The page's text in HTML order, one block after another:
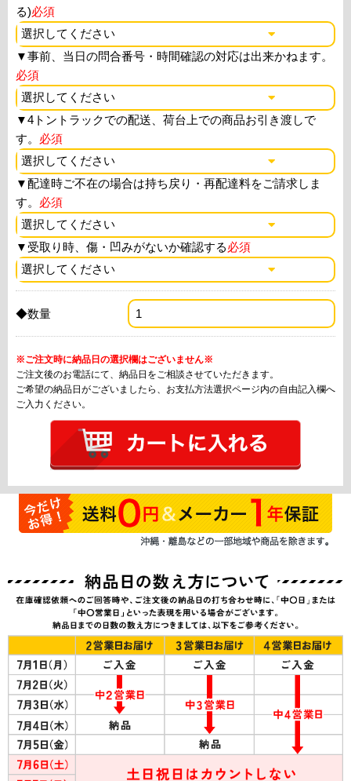
る)必須
▼事前、当日の問合番号・時間確認の対応は出来かねます。
必須
▼4トントラックでの配送、荷台上での商品お引き渡しで
す。 必須
▼配達時ご不在の場合は持ち戻り・再配達料をご請求しま
す。 必須
▼ 受取り時、傷・凹みがないか確認する必須
◆数量
※ご注文時に納品日の選択欄はございません※
ご注文後のお電話にて、納品日をご相談させていただきます。
ご希望の納品日がございましたら、お支払方法選択ページ内の自由記入欄へ
ご入力ください。